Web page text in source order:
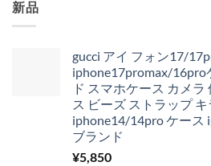
新品
gucci アイ フォン17/
iphone17promax/16pro
ド スマホケース カメ
ス ビーズ ストラップ
iphone14/14pro ケース
ブランド
¥5,850